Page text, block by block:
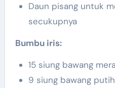
Daun pisang untuk
secukupnya
Bumbu iris:
15 siung bawang
9 siung bawang putih